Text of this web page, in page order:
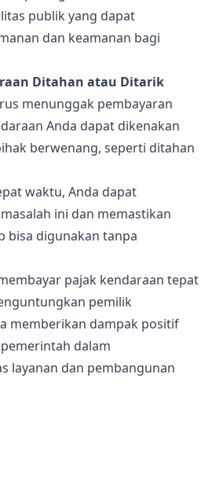
publik yang dapat
dan keamanan bagi
Ditahan atau Ditarik
menunggak pembayaran
Anda dapat dikenakan
berwenang, seperti ditahan
waktu, Anda dapat
ini dan memastikan
bisa digunakan tanpa
pajak kendaraan tepat
pemilik
memberikan dampak positif
dalam
layanan dan pembangunan